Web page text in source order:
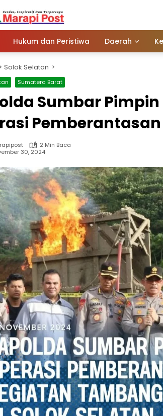
Hukum dan Peristiwa Daerah
Solok Selatan
Sumatera Barat
Sumbar
Pemberantasan
2 Min Baca
30, 2024